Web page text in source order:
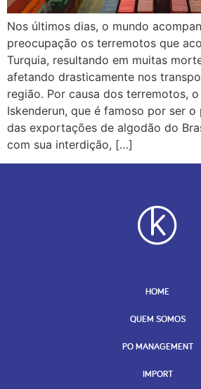
Nos últimos dias, o mundo
preocupação os terremotos que
Turquia, resultando em muitas
afetando drasticamente nos
região. Por causa dos terremotos,
Iskenderun, que é famoso por ser
das exportações de algodão do
com sua interdição, […]
HOME
QUEM SOMOS
PO MANAGEMENT
IMPORT